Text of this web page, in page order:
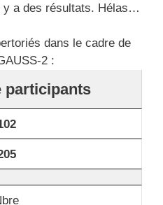
y a des résultats. Hélas…
dans le cadre de
2 :
participants